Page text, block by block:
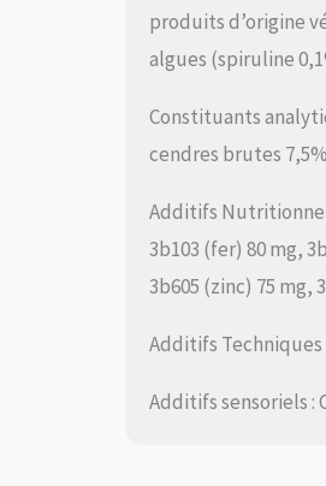
produits d’origine
algues (spiruline
Constituants
cendres brutes
Additifs
3b103 (fer) 80 mg,
3b605 (zinc) 75 mg,
Additifs
Additifs sensoriels :